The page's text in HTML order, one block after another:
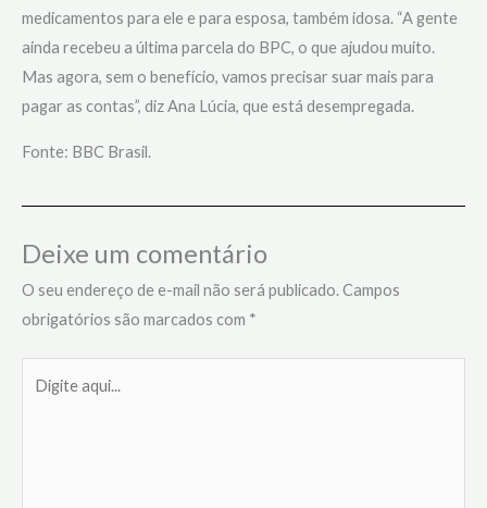
medicamentos para ele e para esposa, também idosa. “A gente
ainda recebeu a última parcela do BPC, o que ajudou muito.
Mas agora, sem o benefício, vamos precisar suar mais para
pagar as contas”, diz Ana Lúcia, que está desempregada.
Fonte: BBC Brasil.
Deixe um comentário
O seu endereço de e-mail não será publicado.Campos
obrigatórios são marcados com *
aqui...